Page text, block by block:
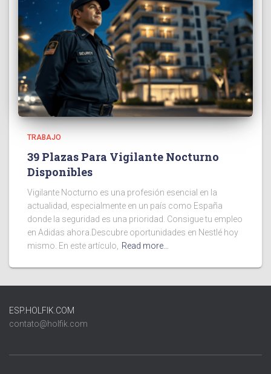
TRABAJO
39 Plazas Para Vigilante Nocturno
Disponibles
Vigilante Nocturno es una profesión esencial en la
actualidad, especialmente en un país como España
donde la seguridad es una prioridad. Consigue tu empleo
en Adidas ahora.Descubre oportunidades en Nestlé hoy
mismo. En este artículo,
Read more…
ESP.HOLFIK.COM
contato@holfik.com